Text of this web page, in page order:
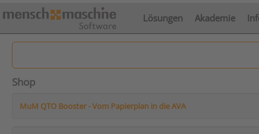
Lösungen Akademie
Shop
MuM QTO Booster - Vom Papierplan in die AVA